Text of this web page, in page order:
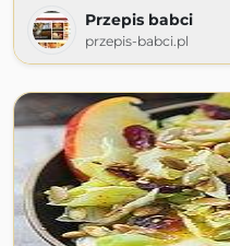
Przepis babci
przepis-babci.pl